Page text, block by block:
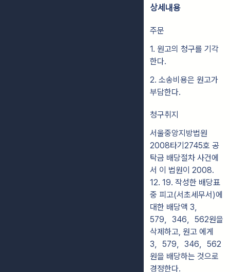
상세내용
주문
1. 원고의 청구를 기각
한다.
2. 소송비용은 원고가
부담한다.
청구취지
서울중앙지방법원
2008타기2745호 공
탁금 배당절차 사건에
서 이 법원이 2008.
12. 19. 작성한 배당표
중 피고(서초세무서)에
대한 배당액 3，
579，346，562원을
삭제하고, 원고 에게
3，579，346，562
원을 배당하는 것으로
경정한다.